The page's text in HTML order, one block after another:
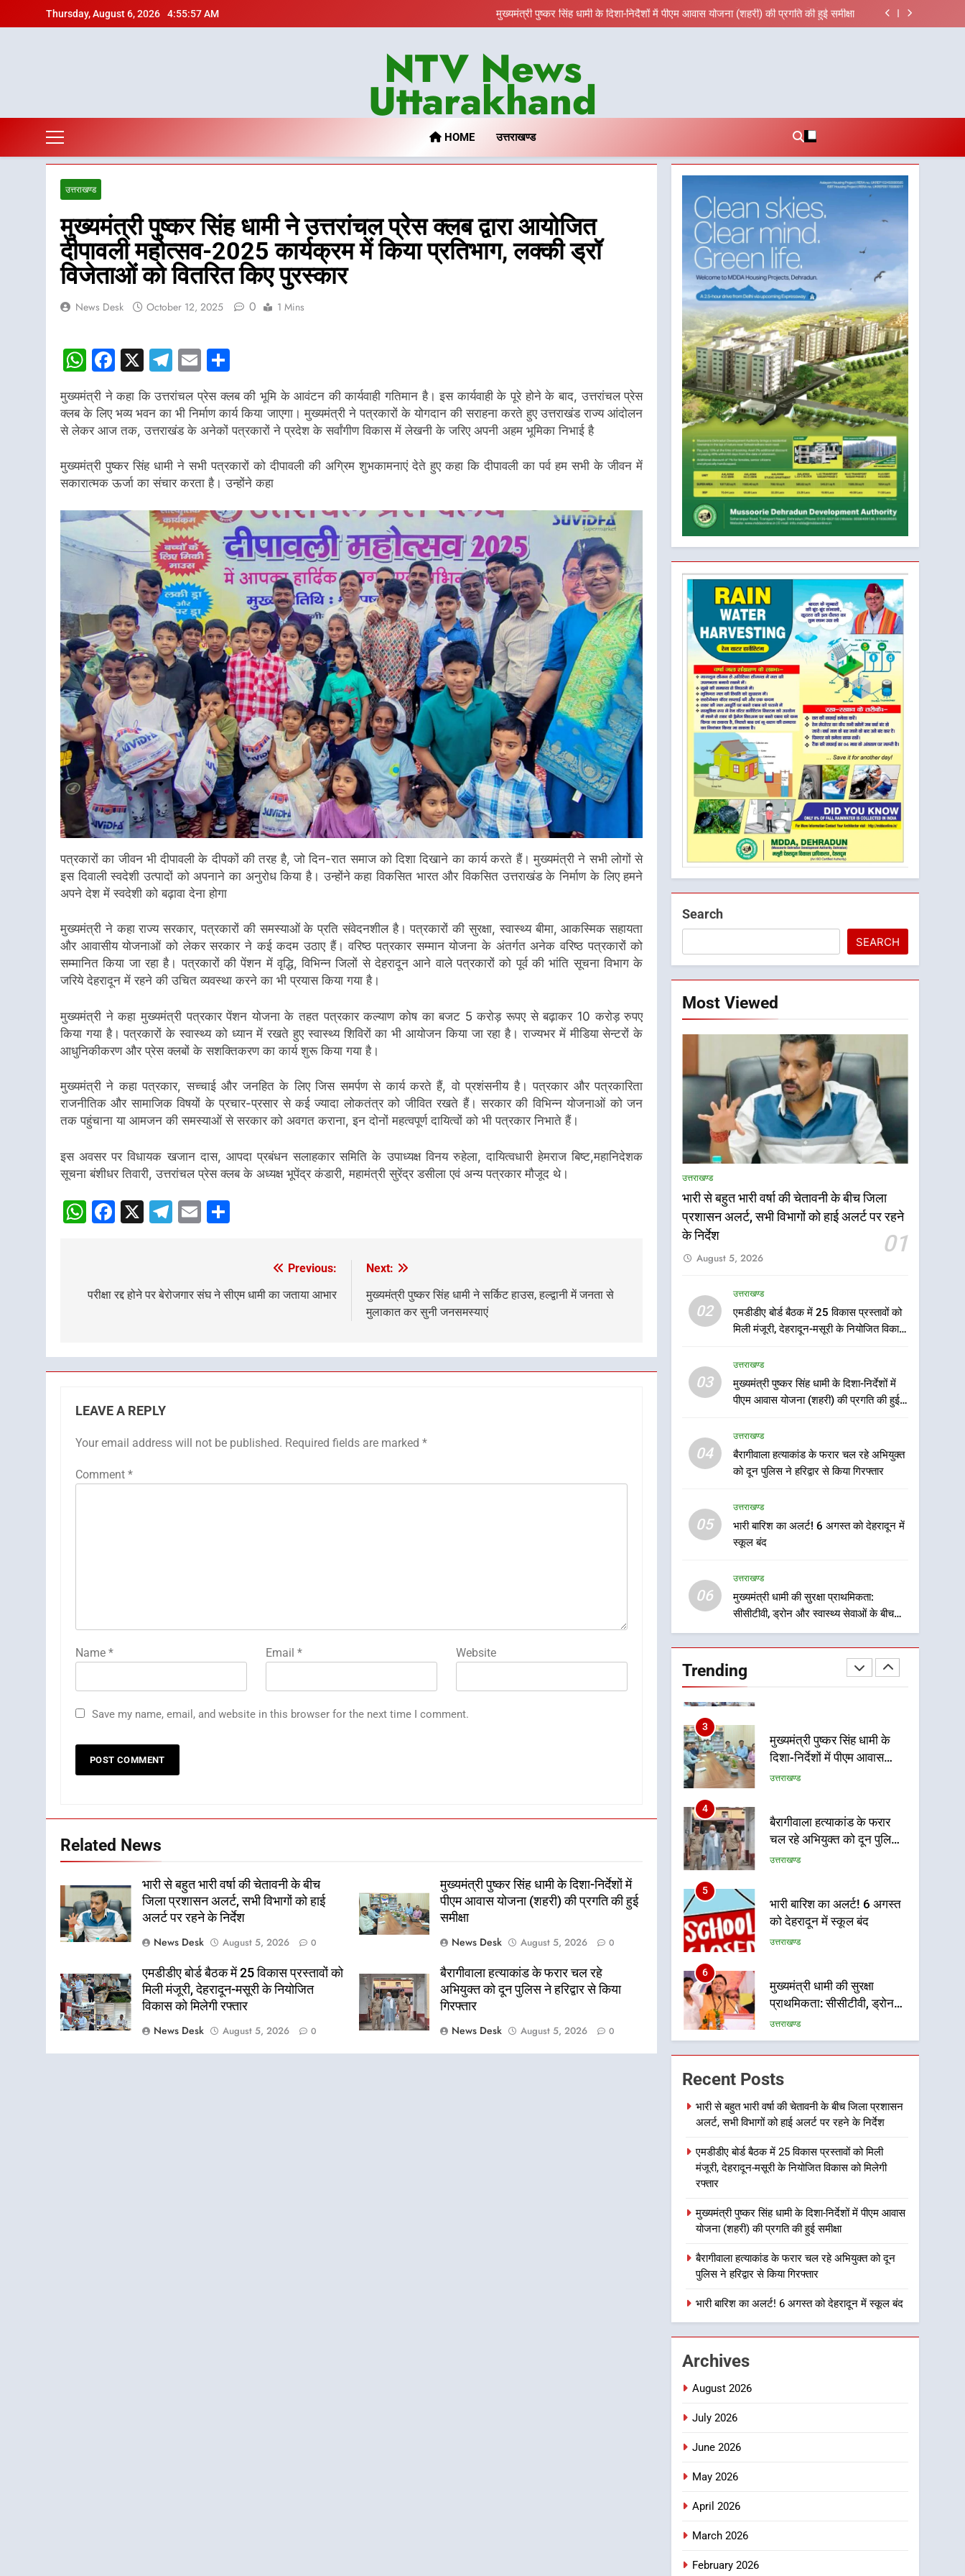
to
Thursday, August 6, 2026 4:55:59 AM
मिलेगी रफ्तार
मुख्यमंत्री पुष्कर सिंह धामी के दिशा-निर्देशों में पीएम आवास योजना (शहरी) की प्रगति की हुई समीक्षा
बैरागीवाला हत्याकांड के फरार चल रहे अभियुक्त को दून पुलिस ने हरिद्वार से किया गिरफ्तार
एमडीडीए बोर्ड बैठक में 25 विकास प्रस्तावों को मिली मंजूरी, देहरादून-मसूरी के नियोजित विकास को
मुख्यमंत्री पुष्कर सिंह धामी के दिशा-निर्देशों में पीएम आवास योजना (शहरी) की प्रगति की हुई समीक्षा
बैरागीवाला हत्याकांड के फरार चल रहे अभियुक्त को दून पुलिस ने हरिद्वार से किया गिरफ्तार
NTV News
Uttarakhand
HOME उत्तराखण्ड
उत्तराखण्ड
मुख्यमंत्री पुष्कर सिंह धामी ने उत्तरांचल प्रेस क्लब द्वारा आयोजित
दीपावली महोत्सव-2025 कार्यक्रम में किया प्रतिभाग, लक्की ड्रॉ
विजेताओं को वितरित किए पुरस्कार
News Desk October 12, 2025 0 1 Mins
WhatsApp
Facebook
X Telegram
Email
मुख्यमंत्री ने कहा कि उत्तरांचल प्रेस क्लब की भूमि के आवंटन की कार्यवाही गतिमान है। इस कार्यवाही के पूरे होने के बाद, उत्तरांचल प्रेस
क्लब के लिए भव्य भवन का भी निर्माण कार्य किया जाएगा। मुख्यमंत्री ने पत्रकारों के योगदान की सराहना करते हुए उत्तराखंड राज्य आंदोलन
से लेकर आज तक, उत्तराखंड के अनेकों पत्रकारों ने प्रदेश के सर्वांगीण विकास में लेखनी के जरिए अपनी अहम भूमिका निभाई है
मुख्यमंत्री पुष्कर सिंह धामी ने सभी पत्रकारों को दीपावली की अग्रिम शुभकामनाएं देते हुए कहा कि दीपावली का पर्व हम सभी के जीवन में
सकारात्मक ऊर्जा का संचार करता है। उन्होंने कहा
पत्रकारों का जीवन भी दीपावली के दीपकों की तरह है, जो दिन-रात समाज को दिशा दिखाने का कार्य करते हैं। मुख्यमंत्री ने सभी लोगों से
इस दिवाली स्वदेशी उत्पादों को अपनाने का अनुरोध किया है। उन्होंने कहा विकसित भारत और विकसित उत्तराखंड के निर्माण के लिए हमने
अपने देश में स्वदेशी को बढ़ावा देना होगा
मुख्यमंत्री ने कहा राज्य सरकार, पत्रकारों की समस्याओं के प्रति संवेदनशील है। पत्रकारों की सुरक्षा, स्वास्थ्य बीमा, आकस्मिक सहायता
और आवासीय योजनाओं को लेकर सरकार ने कई कदम उठाए हैं। वरिष्ठ पत्रकार सम्मान योजना के अंतर्गत अनेक वरिष्ठ पत्रकारों को
सम्मानित किया जा रहा है। पत्रकारों की पेंशन में वृद्धि, विभिन्न जिलों से देहरादून आने वाले पत्रकारों को पूर्व की भांति सूचना विभाग के
जरिये देहरादून में रहने की उचित व्यवस्था करने का भी प्रयास किया गया है।
मुख्यमंत्री ने कहा मुख्यमंत्री पत्रकार पेंशन योजना के तहत पत्रकार कल्याण कोष का बजट 5 करोड़ रूपए से बढ़ाकर 10 करोड़ रुपए
किया गया है। पत्रकारों के स्वास्थ्य को ध्यान में रखते हुए स्वास्थ्य शिविरों का भी आयोजन किया जा रहा है। राज्यभर में मीडिया सेन्टरों के
आधुनिकीकरण और प्रेस क्लबों के सशक्तिकरण का कार्य शुरू किया गया है।
मुख्यमंत्री ने कहा पत्रकार, सच्चाई और जनहित के लिए जिस समर्पण से कार्य करते हैं, वो प्रशंसनीय है। पत्रकार और पत्रकारिता
राजनीतिक और सामाजिक विषयों के प्रचार-प्रसार से कई ज्यादा लोकतंत्र को जीवित रखते हैं। सरकार की विभिन्न योजनाओं को जन
तक पहुंचाना या आमजन की समस्याओं से सरकार को अवगत कराना, इन दोनों महत्वपूर्ण दायित्वों को भी पत्रकार निभाते हैं।
इस अवसर पर विधायक खजान दास, आपदा प्रबंधन सलाहकार समिति के उपाध्यक्ष विनय रुहेला, दायित्वधारी हेमराज बिष्ट,महानिदेशक
सूचना बंशीधर तिवारी, उत्तरांचल प्रेस क्लब के अध्यक्ष भूपेंद्र कंडारी, महामंत्री सुरेंद्र डसीला एवं अन्य पत्रकार मौजूद थे।
WhatsApp
Facebook
X Telegram
Email
navigation
Previous:
परीक्षा रद्द होने पर बेरोजगार संघ ने सीएम धामी का जताया आभार
Next:
मुख्यमंत्री पुष्कर सिंह धामी ने सर्किट हाउस, हल्द्वानी में जनता से
मुलाकात कर सुनी जनसमस्याएं
LEAVE A REPLY
Your email address will not be published. Required fields are marked *
Comment *
Name * Email* Website
Save my name, email, and website in this browser for the next time I comment.
Related News
भारी से बहुत भारी वर्षा की चेतावनी के बीच
जिला प्रशासन अलर्ट, सभी विभागों को हाई
अलर्ट पर रहने के निर्देश
News Desk
August 5, 2026 0
मुख्यमंत्री पुष्कर सिंह धामी के दिशा-निर्देशों में
पीएम आवास योजना (शहरी) की प्रगति की हुई
समीक्षा
News Desk
August 5, 2026 0
एमडीडीए बोर्ड बैठक में 25 विकास प्रस्तावों को
मिली मंजूरी, देहरादून-मसूरी के नियोजित
विकास को मिलेगी रफ्तार
News Desk
August 5, 2026 0
बैरागीवाला हत्याकांड के फरार चल रहे
अभियुक्त को दून पुलिस ने हरिद्वार से किया
गिरफ्तार
News Desk
August 5, 2026 0
Search
SEARCH
Most Viewed
उत्तराखण्ड
भारी से बहुत भारी वर्षा की चेतावनी के बीच जिला
प्रशासन अलर्ट, सभी विभागों को हाई अलर्ट पर रहने
के निर्देश
01
August 5, 2026
02
उत्तराखण्ड
एमडीडीए बोर्ड बैठक में 25 विकास प्रस्तावों को
मिली मंजूरी, देहरादून-मसूरी के नियोजित विकास
03
उत्तराखण्ड
मुख्यमंत्री पुष्कर सिंह धामी के दिशा-निर्देशों में
पीएम आवास योजना (शहरी) की प्रगति की हुई
04
उत्तराखण्ड
बैरागीवाला हत्याकांड के फरार चल रहे अभियुक्त
को दून पुलिस ने हरिद्वार से किया गिरफ्तार
05
उत्तराखण्ड
भारी बारिश का अलर्ट! 6 अगस्त को देहरादून में
स्कूल बंद
06
उत्तराखण्ड
मुख्यमंत्री धामी की सुरक्षा प्राथमिकता:
सीसीटीवी, ड्रोन और स्वास्थ्य सेवाओं के बीच
शिवभक्तों के लिए बनाया सुरक्षित कांवड़ मार्ग
Trending
5
भारी बारिश का अलर्ट! 6 अगस्त
6
मुख्यमंत्री धामी की सुरक्षा
प्राथमिकता: सीसीटीवी, ड्रोन
कांवड़ मार्ग
7
एसआईआर प्रक्रिया की
शुभारंभ
8
सड़क सुरक्षा पर डीएम का सख्त
अलर्ट, सभी विभागों को हाई अलर्ट
पर रहने के निर्देश
उत्तराखण्ड
2
एमडीडीए बोर्ड बैठक में 25
विकास प्रस्तावों को मिली मंजूरी,
देहरादून-मसूरी के नियोजित
दिशा-निर्देशों में पीएम आवास
योजना (शहरी) की प्रगति की हुई
समीक्षा
उत्तराखण्ड
चल रहे अभियुक्त को दून पुलिस
ने हरिद्वार से किया गिरफ्तार
उत्तराखण्ड
को देहरादून में स्कूल बंद
उत्तराखण्ड
प्राथमिकता: सीसीटीवी, ड्रोन
और स्वास्थ्य सेवाओं के बीच
शिवभक्तों के लिए बनाया सुरक्षित
कांवड़ मार्ग
उत्तराखण्ड
7
एसआईआर प्रक्रिया की
निगरानी के लिए प्रदेश कांग्रेस
मुख्यालय में कंट्रोल रूम का
शुभारंभ
8
एक्शन, ब्लैक स्पॉट होंगे सुरक्षित,
हर माह होगी प्रगति समीक्षा
उत्तराखण्ड
भारी से बहुत भारी वर्षा की
चेतावनी के बीच जिला प्रशासन
अलर्ट, सभी विभागों को हाई अलर्ट
पर रहने के निर्देश
उत्तराखण्ड
एमडीडीए बोर्ड बैठक में 25
देहरादून-मसूरी के नियोजित
उत्तराखण्ड
3
4
5
Recent Posts
भारी से बहुत भारी वर्षा की चेतावनी के बीच जिला प्रशासन
अलर्ट, सभी विभागों को हाई अलर्ट पर रहने के निर्देश
एमडीडीए बोर्ड बैठक में 25 विकास प्रस्तावों को मिली
मंजूरी, देहरादून-मसूरी के नियोजित विकास को मिलेगी
रफ्तार
मुख्यमंत्री पुष्कर सिंह धामी के दिशा-निर्देशों में पीएम आवास
योजना (शहरी) की प्रगति की हुई समीक्षा
बैरागीवाला हत्याकांड के फरार चल रहे अभियुक्त को दून
पुलिस ने हरिद्वार से किया गिरफ्तार
भारी बारिश का अलर्ट! 6 अगस्त को देहरादून में स्कूल बंद
Archives
August 2026
July 2026
June 2026
May 2026
April 2026
March 2026
February 2026